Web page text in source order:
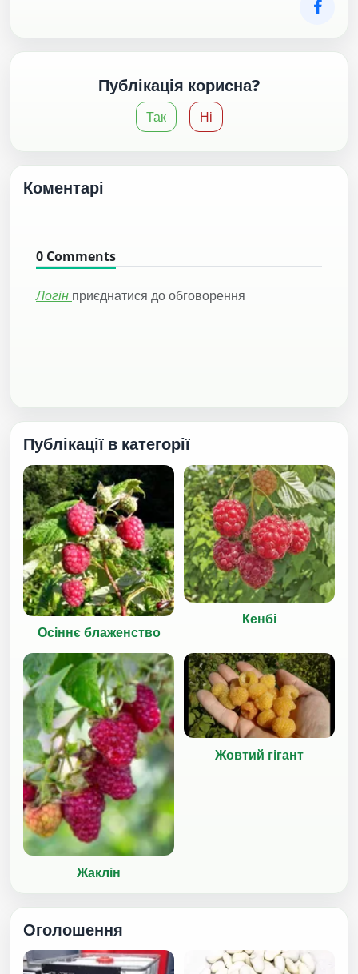
Публікація корисна?
Так Ні
Коментарі
0 Comments
Логін приєднатися до обговорення
Публікації в категорії
Осіннє блаженство
Кенбі
Жаклін
Жовтий гігант
Оголошення